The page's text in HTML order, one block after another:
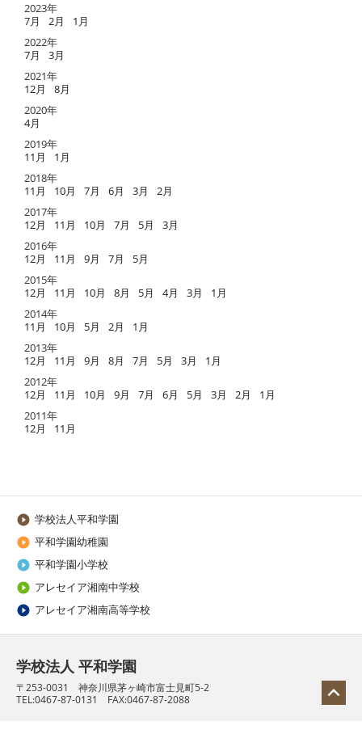
2023年
7月
2月
1月
2022年
7月
3月
2021年
12月
8月
2020年
4月
2019年
11月
1月
2018年
11月
10月 7月 6月 3月
2月
2017年
12月
11月 10月 7月 5月
3月
2016年
12月
11月 9月 7月
5月
2015年
12月
11月 10月 8月 5月 4月 3月
1月
2014年
11月
10月 5月 2月
1月
2013年
12月
11月 9月 8月 7月 5月 3月
1月
2012年
12月
11月 10月 9月 7月 6月 5月 3月 2月
1月
2011年
12月
11月

 学校法人平和学園
 平和学園幼稚園
 平和学園小学校
 アレセイア湘南中学校
 アレセイア湘南高等学校
学校法人 平和学園
〒253-0031 神奈川県茅ヶ崎市富士見町5-2
TEL:0467-87-0131 FAX:0467-87-2088